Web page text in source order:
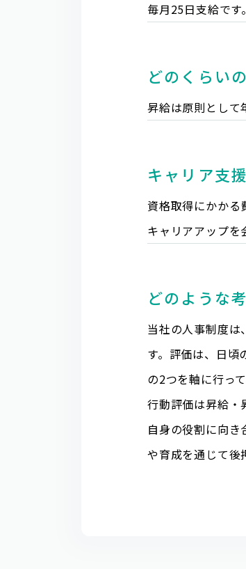
毎月25日支給です。
どのくらい
昇給は原則として
キャリア支
資格取得にかか
キャリアアップを
どのような
当社の人事制度
す。評価は、日頃
の2つを軸に行って
行動評価は昇給・
自身の役割に向
や育成を通じて後